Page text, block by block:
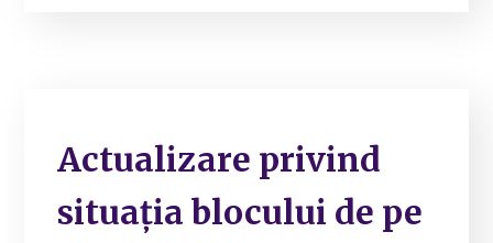
Actualizare privind
situația blocului de pe